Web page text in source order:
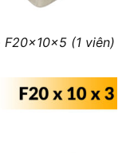
(1 viên)